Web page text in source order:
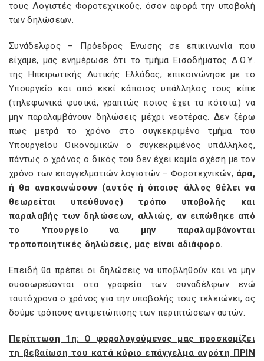
τους Λογιστές Φοροτεχνικούς, όσον αφορά την υποβολή
των δηλώσεων.
Συνάδελφος – Πρόεδρος Ένωσης σε επικινωνία που
είχαμε, μας ενημέρωσε ότι το τμήμα Εισοδήματος Δ.Ο.Υ.
της Ηπειρωτικής Δυτικής Ελλάδας, επικοινώνησε με το
Υπουργείο και από εκεί κάποιος υπάλληλος τους είπε
(τηλεφωνικά φυσικά, γραπτώς ποιος έχει τα κότσια;) να
μην παραλαμβάνουν δηλώσεις μέχρι νεοτέρας. Δεν ξέρω
πως μετρά το χρόνο στο συγκεκριμένο τμήμα του
Υπουργείου Οικονομικών ο συγκεκριμένος υπάλληλος,
πάντως ο χρόνος ο δικός του δεν έχει καμία σχέση με τον
χρόνο των επαγγελματιών λογιστών – Φοροτεχνικών, άρα,
ή θα ανακοινώσουν (αυτός ή όποιος άλλος θέλει να
θεωρείται υπεύθυνος) τρόπο υποβολής και
παραλαβής των δηλώσεων, αλλιώς, αν ειπώθηκε από
το Υπουργείο να μην παραλαμβάνονται
τροποποιητικές δηλώσεις, μας είναι αδιάφορο.
Επειδή θα πρέπει οι δηλώσεις να υποβληθούν και να μην
συσσωρεύονται στα γραφεία των συναδέλφων ενώ
ταυτόχρονα ο χρόνος για την υποβολής τους τελειώνει, ας
δούμε τρόπους αντιμετώπισης των περιπτώσεων αυτών.
Περίπτωση 1η: Ο φορολογούμενος μας προσκομίζει
τη βεβαίωση του κατά κύριο επάγγελμα αγρότη ΠΡΙΝ